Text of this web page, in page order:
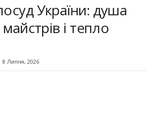
України: душа
і тепло
8 Липня, 2026